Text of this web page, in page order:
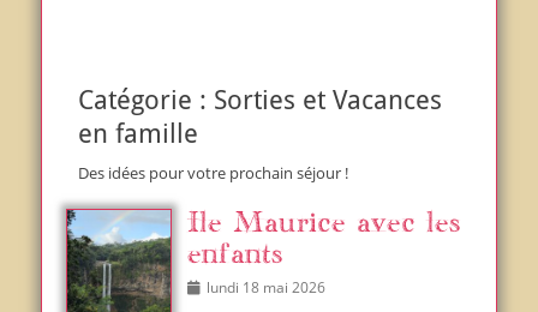
Catégorie : Sorties et Vacances
en famille
Des idées pour votre prochain séjour !
Ile Maurice avec les
enfants
Postedlundi 18 mai 2026